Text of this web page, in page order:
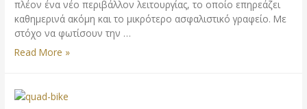
πλέον ένα νέο περιβάλλον λειτουργίας, το οποίο επηρεάζει
καθημερινά ακόμη και το μικρότερο ασφαλιστικό γραφείο. Με
στόχο να φωτίσουν την …
IDD
στην
Read More »